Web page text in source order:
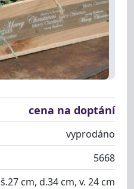
cena na doptání
vyprodáno
5668
š.27 cm, d.34 cm, v. 24 cm